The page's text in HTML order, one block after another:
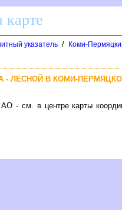
карте
указатель / Коми-
- ЛЕСНОЙ В КОМИ-
- см. в центре карты